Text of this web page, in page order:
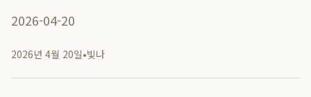
2026-04-20
2026년 4월 20일•빛나